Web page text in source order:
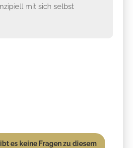
mit sich selbst
es keine Fragen zu diesem